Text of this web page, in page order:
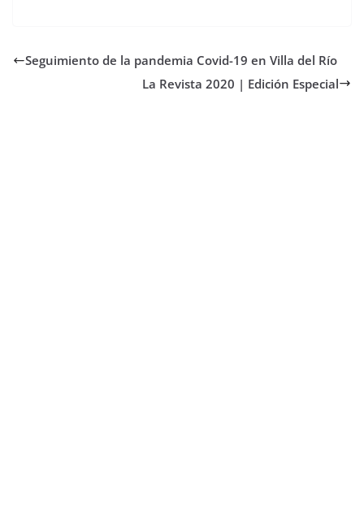
Seguimiento de la pandemia Covid-19 en Villa del Río
La Revista 2020 | Edición Especial